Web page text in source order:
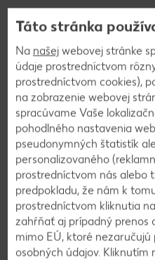
2
Na panvici vysmažíme
Každú palacinku
pridáme dva plátky
bokoch palacinku
zrolujeme. Palacinku
trojobale v zložení
poslednom kroku opäť
ešte raz v strúhanke,
Hotové palacinkové
oleji do zlatista.
Táto stránka
Na našej webovej stránke
údaje prostredníctvom
prostredníctvom cookies),
na zobrazenie webovej
spracúvame Vaše
pohodlného nastavenia
pseudonymných štatistík
personalizovaného
prostredníctvom nás alebo
predpokladu, že nám k
prostredníctvom kliknutia
zahŕňať aj prípadný prenos
mimo EÚ, ktoré
osobných údajov. Kliknutím